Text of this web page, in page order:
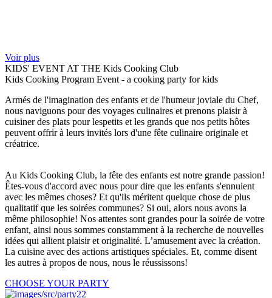
Voir plus
KIDS' EVENT AT THE Kids Cooking Club
Kids Cooking Program Event - a cooking party for kids
Armés de l'imagination des enfants et de l'humeur joviale du Chef,
nous naviguons pour des voyages culinaires et prenons plaisir à
cuisiner des plats pour lespetits et les grands que nos petits hôtes
peuvent offrir à leurs invités lors d'une fête culinaire originale et
créatrice.
Au Kids Cooking Club, la fête des enfants est notre grande passion!
Êtes-vous d'accord avec nous pour dire que les enfants s'ennuient
avec les mêmes choses? Et qu'ils méritent quelque chose de plus
qualitatif que les soirées communes? Si oui, alors nous avons la
même philosophie! Nos attentes sont grandes pour la soirée de votre
enfant, ainsi nous sommes constamment à la recherche de nouvelles
idées qui allient plaisir et originalité. L’amusement avec la création.
La cuisine avec des actions artistiques spéciales. Et, comme disent
les autres à propos de nous, nous le réussissons!
CHOOSE YOUR PARTY